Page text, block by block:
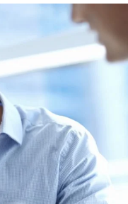
İstək, yoxsa ehtiyac?
İnsana nəsihət yox,
ünsiyyət lazımdır